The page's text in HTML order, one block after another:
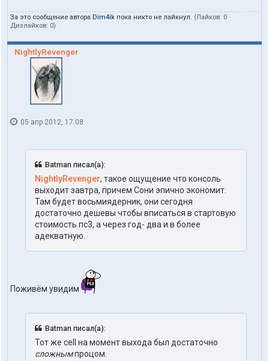
За это сообщение автора Dim4ik пока никто не лайкнул. (Лайков: 0 ·
Дизлайков: 0)
NightlyRevenger
05 апр 2012, 17:08
Batman писал(а):
NightlyRevenger, такое ощущение что консоль
выходит завтра, причем Сони эпично экономит.
Там будет восьмиядерник, они сегодня
достаточно дешевы чтобы вписаться в стартовую
стоимость пс3, а через год- два и в более
адекватную.
Поживём увидим
Batman писал(а):
Тот же cell на момент выхода был достаточно
сложнымпроцом.